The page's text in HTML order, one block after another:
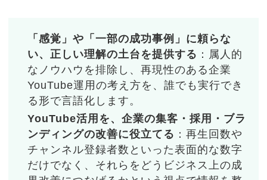
「感覚」や「一部の成功事例」に頼らな
い、正しい理解の土台を提供する ：属人的
なノウハウを排除し、再現性のある企業
YouTube運用の考え方を、誰でも実行でき
る形で言語化します。
YouTube活用を、企業の集客・採用・ブラ
ンディングの改善に役立てる ：再生回数や
チャンネル登録者数といった表面的な数字
だけでなく、それらをどうビジネス上の成